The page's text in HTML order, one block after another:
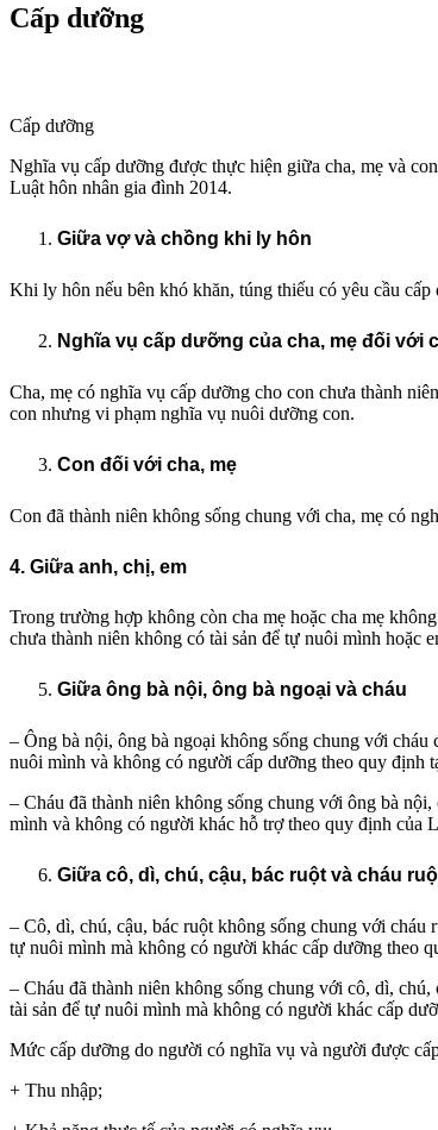
Cấp dưỡng
Cấp dưỡng
Nghĩa vụ cấp dưỡng được thực hiện giữa cha, mẹ và
Luật hôn nhân gia đình 2014.
Giữa vợ và chồng khi ly hôn
Khi ly hôn nếu bên khó khăn, túng thiếu có yêu cầu
Nghĩa vụ cấp dưỡng của cha, mẹ đối với
Cha, mẹ có nghĩa vụ cấp dưỡng cho con chưa thành
con nhưng vi phạm nghĩa vụ nuôi dưỡng con.
Con đối với cha, mẹ
Con đã thành niên không sống chung với cha, mẹ có
4. Giữa anh, chị, em
Trong trường hợp không còn cha mẹ hoặc cha mẹ
chưa thành niên không có tài sản để tự nuôi mình hoặc
Giữa ông bà nội, ông bà ngoại và cháu
– Ông bà nội, ông bà ngoại không sống chung với
nuôi mình và không có người cấp dưỡng theo quy định
– Cháu đã thành niên không sống chung với ông bà
mình và không có người khác hỗ trợ theo quy định của
Giữa cô, dì, chú, cậu, bác ruột và cháu
– Cô, dì, chú, cậu, bác ruột không sống chung với cháu
tự nuôi mình mà không có người khác cấp dưỡng theo
– Cháu đã thành niên không sống chung với cô, dì,
tài sản để tự nuôi mình mà không có người khác cấp
Mức cấp dưỡng do người có nghĩa vụ và người được
+ Thu nhập;